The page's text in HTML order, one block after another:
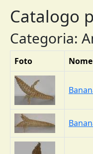
Catalogo
Categoria:
Foto Nome